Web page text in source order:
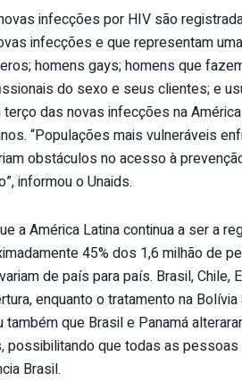
infecções por HIV são
infecções e que representam
homens gays; homens que
do sexo e seus clientes; e
das novas infecções na
“Populações mais vulneráveis
obstáculos no acesso à
informou o Unaids.
a América Latina continua a ser a
45% dos 1,6 milhão de
de país para país. Brasil, Chile,
enquanto o tratamento na
que Brasil e Panamá
possibilitando que todas as
Brasil.